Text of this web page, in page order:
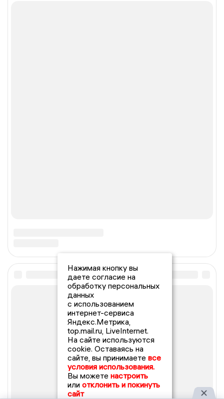
Нажимая кнопку вы
даете согласие на
обработку персональных
данных
с использованием
интернет-сервиса
Яндекс.Метрика,
top.mail.ru, LiveInternet.
На сайте используются
cookie. Оставаясь на
сайте, вы принимаете все
условия использования.
Вы можете настроить
или отклонить и покинуть
сайт